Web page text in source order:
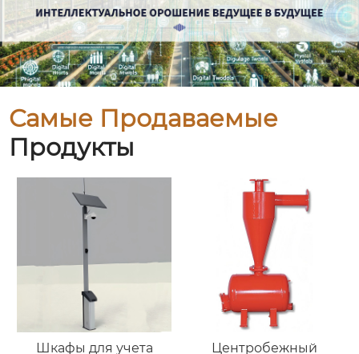
Самые Продаваемые
Продукты
Шкафы для учета Центробежный